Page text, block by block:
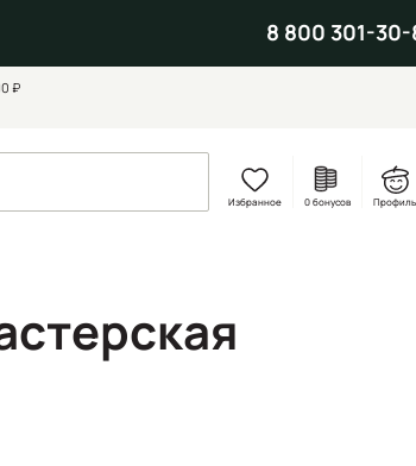
8 800 301-
₽
Избранное 0 бонусов Профиль